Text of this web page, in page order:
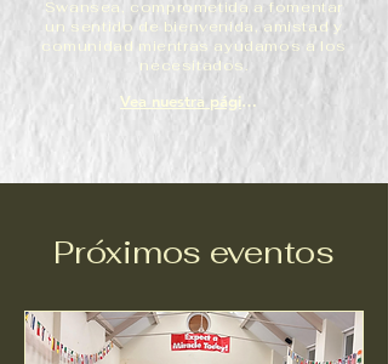
Swansea, comprometida a fomentar
un sentido de bienvenida, amistad y
comunidad mientras ayudamos a los
necesitados.
Vea nuestra página de misión
Próximos eventos